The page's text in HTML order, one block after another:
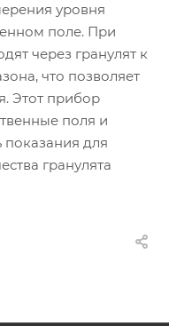
уровня
поле. При
через гранулят к
что позволяет
Этот прибор
поля и
показания для
гранулята